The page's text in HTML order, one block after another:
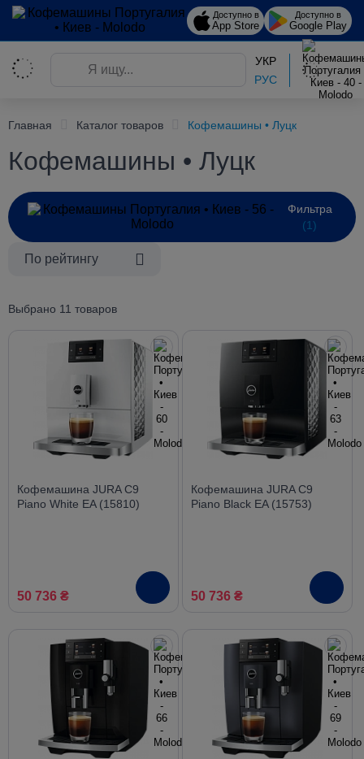
Доступно в
App Store
Доступно в
Google Play
УКР
РУС
Главная Каталог товаров Кофемашины • Луцк
Кофемашины • Луцк
Фильтра
(1)
По рейтингу
Выбрано 11 товаров
Кофемашина JURA C9
Piano White EA (15810)
50 736 ₴
Кофемашина JURA C9
Piano Black EA (15753)
50 736 ₴